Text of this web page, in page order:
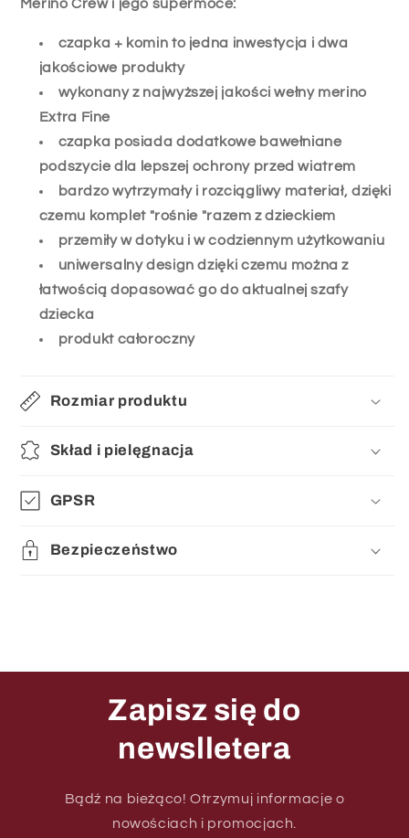
Merino Crew i jego supermoce:
czapka + komin to jedna inwestycja i dwa
jakościowe produkty
wykonany z najwyższej jakości wełny merino
Extra Fine
czapka posiada dodatkowe bawełniane
podszycie dla lepszej ochrony przed wiatrem
bardzo wytrzymały i rozciągliwy materiał, dzięki
czemu komplet "rośnie "razem z dzieckiem
przemiły w dotyku i w codziennym użytkowaniu
uniwersalny design dzięki czemu można z
łatwością dopasować go do aktualnej szafy
dziecka
produkt całoroczny
Rozmiar produktu
Skład i pielęgnacja
GPSR
Bezpieczeństwo
Zapisz się do
newslletera
Bądź na bieżąco! Otrzymuj informacje o
nowościach i promocjach.